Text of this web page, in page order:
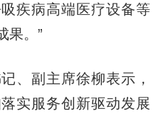
疾病高端医疗设备等
果。”
副主席徐柳表示，
实服务创新驱动发展